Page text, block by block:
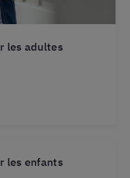
les adultes
les enfants